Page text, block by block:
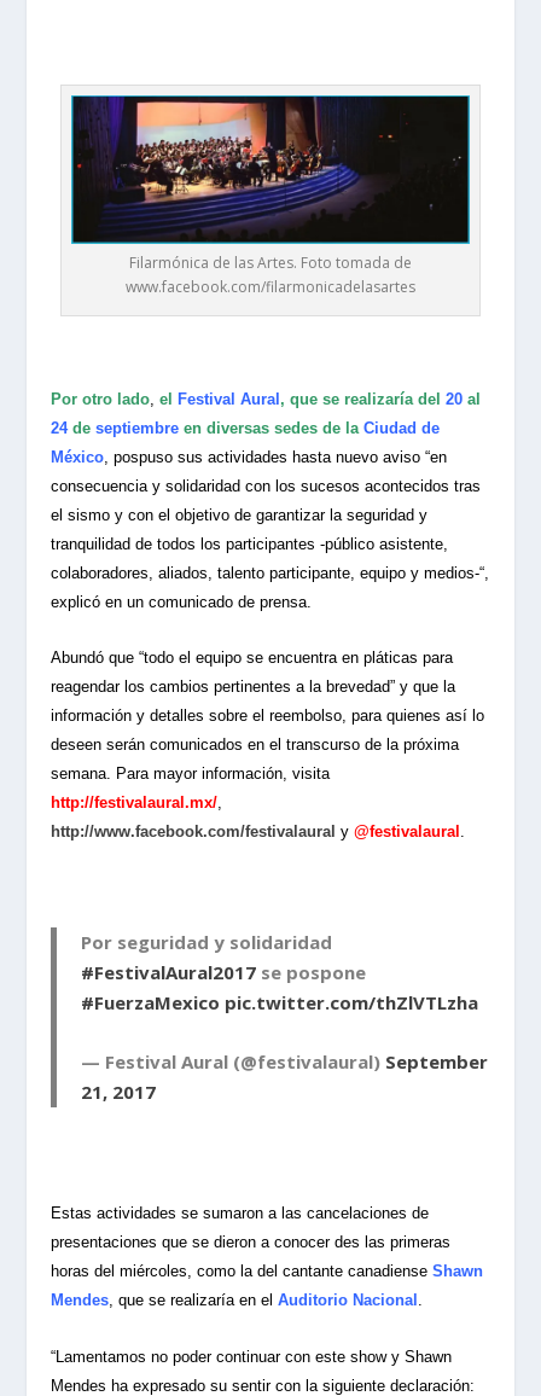
Filarmónica de las Artes. Foto tomada de
www.facebook.com/filarmonicadelasartes
Por otro lado ,elFestival Aural, que se realizaría del20 al
24deseptiembre en diversas sedes de laCiudad de
México , pospuso sus actividades hasta nuevo aviso “en
consecuencia y solidaridad con los sucesos acontecidos tras
el sismo y con el objetivo de garantizar la seguridad y
tranquilidad de todos los participantes -público asistente,
colaboradores, aliados, talento participante, equipo y medios-“,
explicó en un comunicado de prensa.
Abundó que “todo el equipo se encuentra en pláticas para
reagendar los cambios pertinentes a la brevedad” y que la
información y detalles sobre el reembolso, para quienes así lo
deseen serán comunicados en el transcurso de la próxima
semana. Para mayor información, visita
http://festivalaural.mx/,
http://www.facebook.com/festivalaural y@festivalaural .
Por seguridad y solidaridad
#FestivalAural2017 se pospone
#FuerzaMexico pic.twitter.com/thZlVTLzha
— Festival Aural (@festivalaural) September
21, 2017
Estas actividades se sumaron a las cancelaciones de
presentaciones que se dieron a conocer des las primeras
horas del miércoles, como la del cantante canadienseShawn
Mendes, que se realizaría en elAuditorio Nacional .
“Lamentamos no poder continuar con este show y Shawn
Mendes ha expresado su sentir con la siguiente declaración: